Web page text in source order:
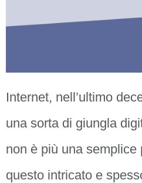
Internet, nell’ultimo
una sorta di giungla
non è più una semplice
questo intricato e